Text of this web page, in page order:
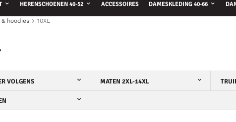
HERENSCHOENEN 40-52 ACCESSOIRES DAMESKLEDING 40-66
hoodies 10XL
VOLGENS MATEN 2XL-14XL